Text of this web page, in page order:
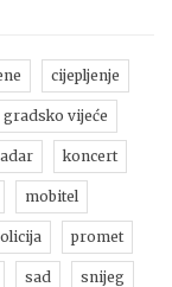
cijepljenje
gradsko vijeće
koncert
mobitel
promet
sad snijeg